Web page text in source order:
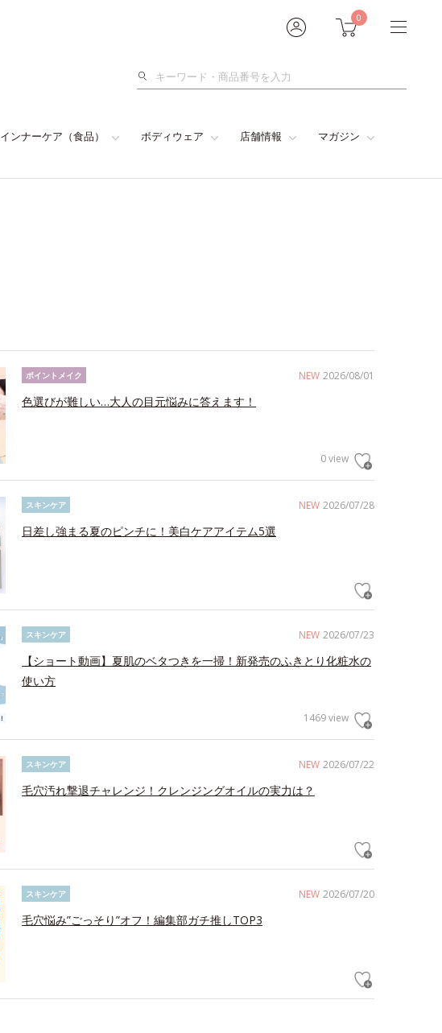
0
検
インナーケア（食品） ボディウェア 店舗情報 マガジン
NEW 2026/08/01
ポイントメイク
色選びが難しい…大人の目元悩みに答えます！
0 view
NEW 2026/07/28
スキンケア
日差し強まる夏のピンチに！美白ケアアイテム5選
NEW 2026/07/23
スキンケア
【ショート動画】夏肌のベタつきを一掃！新発売のふきとり化粧水の
使い方
1469 view
NEW 2026/07/22
スキンケア
毛穴汚れ撃退チャレンジ！クレンジングオイルの実力は？
NEW 2026/07/20
スキンケア
毛穴悩み”ごっそり”オフ！編集部ガチ推しTOP3